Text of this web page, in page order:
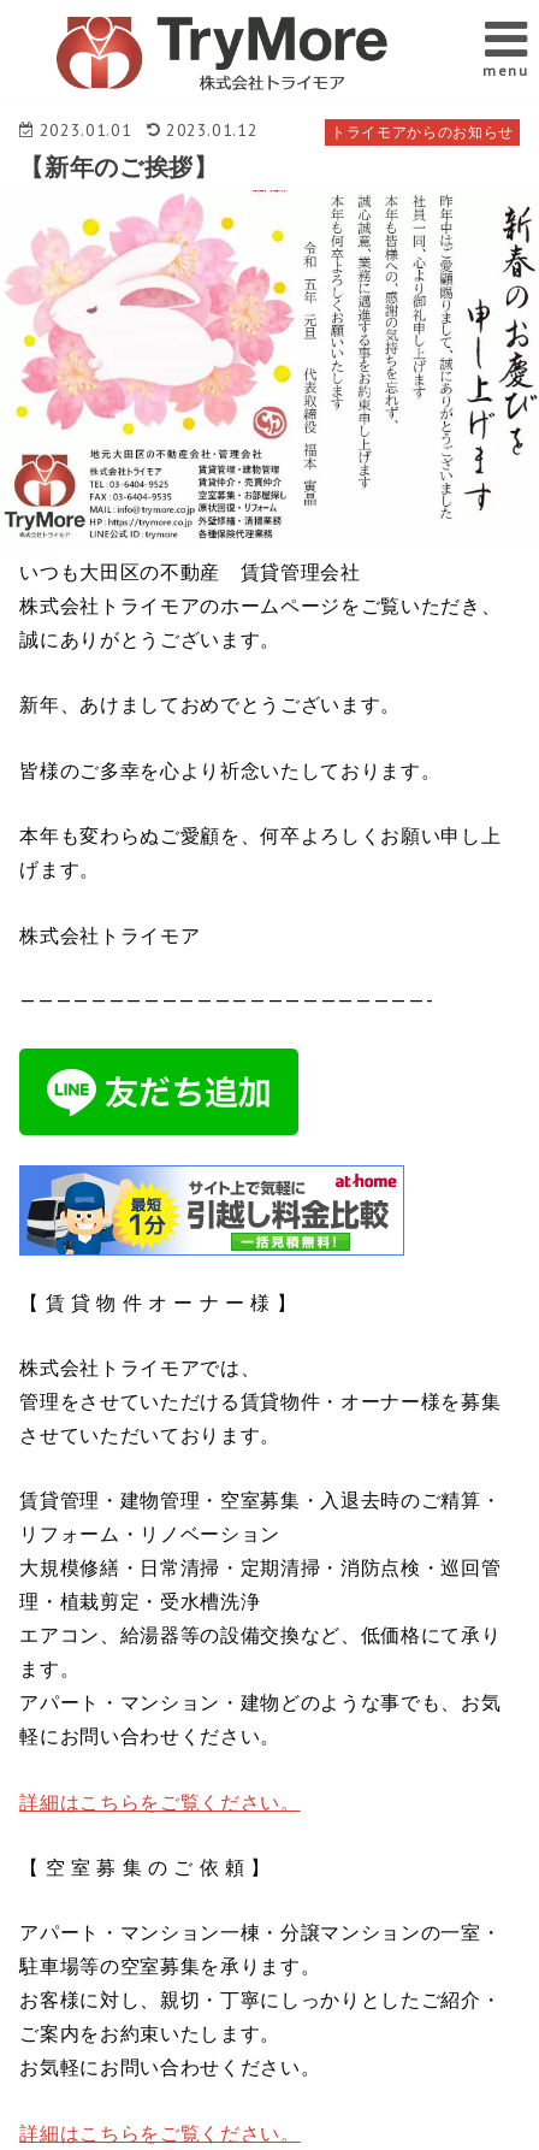
menu
トライモアからのお知らせ
2023.01.01 2023.01.12
【新年のご挨拶】
いつも大田区の不動産 賃貸管理会社
株式会社トライモアのホームページをご覧いただき、
誠にありがとうございます。
新年、あけましておめでとうございます。
皆様のご多幸を心より祈念いたしております。
本年も変わらぬご愛顧を、何卒よろしくお願い申し上
げます。
株式会社トライモア
———————————————————————-
【 賃 貸 物 件 オ ー ナ ー 様 】
株式会社トライモアでは、
管理をさせていただける賃貸物件・オーナー様を募集
させていただいております。
賃貸管理・建物管理・空室募集・入退去時のご精算・
リフォーム・リノベーション
大規模修繕・日常清掃・定期清掃・消防点検・巡回管
理・植栽剪定・受水槽洗浄
エアコン、給湯器等の設備交換など、低価格にて承り
ます。
アパート・マンション・建物どのような事でも、お気
軽にお問い合わせください。
詳細はこちらをご覧ください。
【 空 室 募 集 の ご 依 頼 】
アパート・マンション一棟・分譲マンションの一室・
駐車場等の空室募集を承ります。
お客様に対し、親切・丁寧にしっかりとしたご紹介・
ご案内をお約束いたします。
お気軽にお問い合わせください。
詳細はこちらをご覧ください。